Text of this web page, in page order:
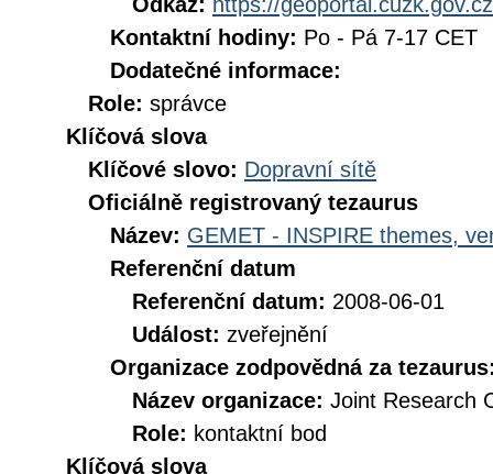
Kontaktní hodiny: Po - Pá 7-17 CET
Dodatečné informace:
Role: správce
Klíčová slova
Klíčové slovo: Dopravní sítě
Oficiálně registrovaný tezaurus
Název: GEMET - INSPIRE themes,
Referenční datum
Referenční datum: 2008-06-01
Událost: zveřejnění
Organizace zodpovědná za
Název organizace: Joint Research
Role: kontaktní bod
Klíčová slova